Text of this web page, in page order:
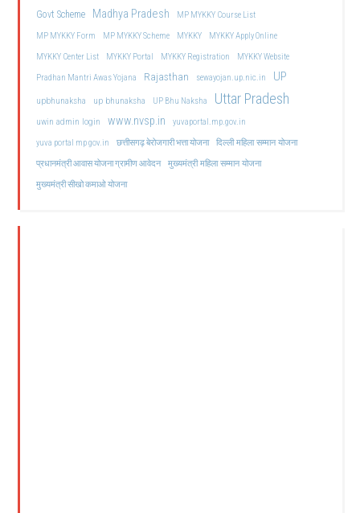
Govt Scheme Madhya Pradesh
MP MYKKY Course List
MP MYKKY Form
MP MYKKY Scheme MYKKY
MYKKY Apply Online
MYKKY Center List
MYKKY Portal MYKKY Registration
MYKKY Website
Pradhan Mantri Awas Yojana
Rajasthan sewayojan.up.nic.in UP
upbhunaksha up bhunaksha UP Bhu Naksha Uttar Pradesh
uwin admin login www.nvsp.in
yuvaportal.mp.gov.in
yuva portal mp gov.in
छत्तीसगढ़ बेरोजगारी भत्ता योजना दिल्ली महिला सम्मान योजना
प्रधानमंत्री आवास योजना ग्रामीण आवेदन मुख्यमंत्री महिला सम्मान योजना
मुख्यमंत्री सीखो कमाओ योजना